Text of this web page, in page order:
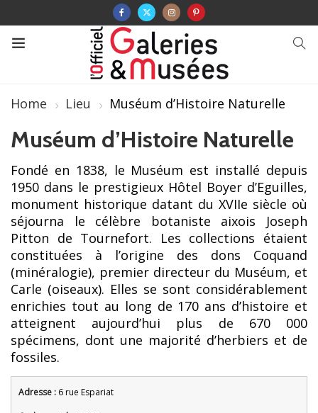
Home Lieu Muséum d’Histoire Naturelle
Muséum d’Histoire Naturelle
Fondé en 1838, le Muséum est installé depuis
1950 dans le prestigieux Hôtel Boyer d’Eguilles,
monument historique datant du XVIIe siècle où
séjourna le célèbre botaniste aixois Joseph
Pitton de Tournefort. Les collections étaient
constituées à l’origine des dons Coquand
(minéralogie), premier directeur du Muséum, et
Carle (oiseaux). Elles se sont considérablement
enrichies tout au long de 170 ans d’histoire et
atteignent aujourd’hui plus de 670 000
spécimens, dont une majorité d’herbiers et de
fossiles.
Adresse : 6 rue Espariat